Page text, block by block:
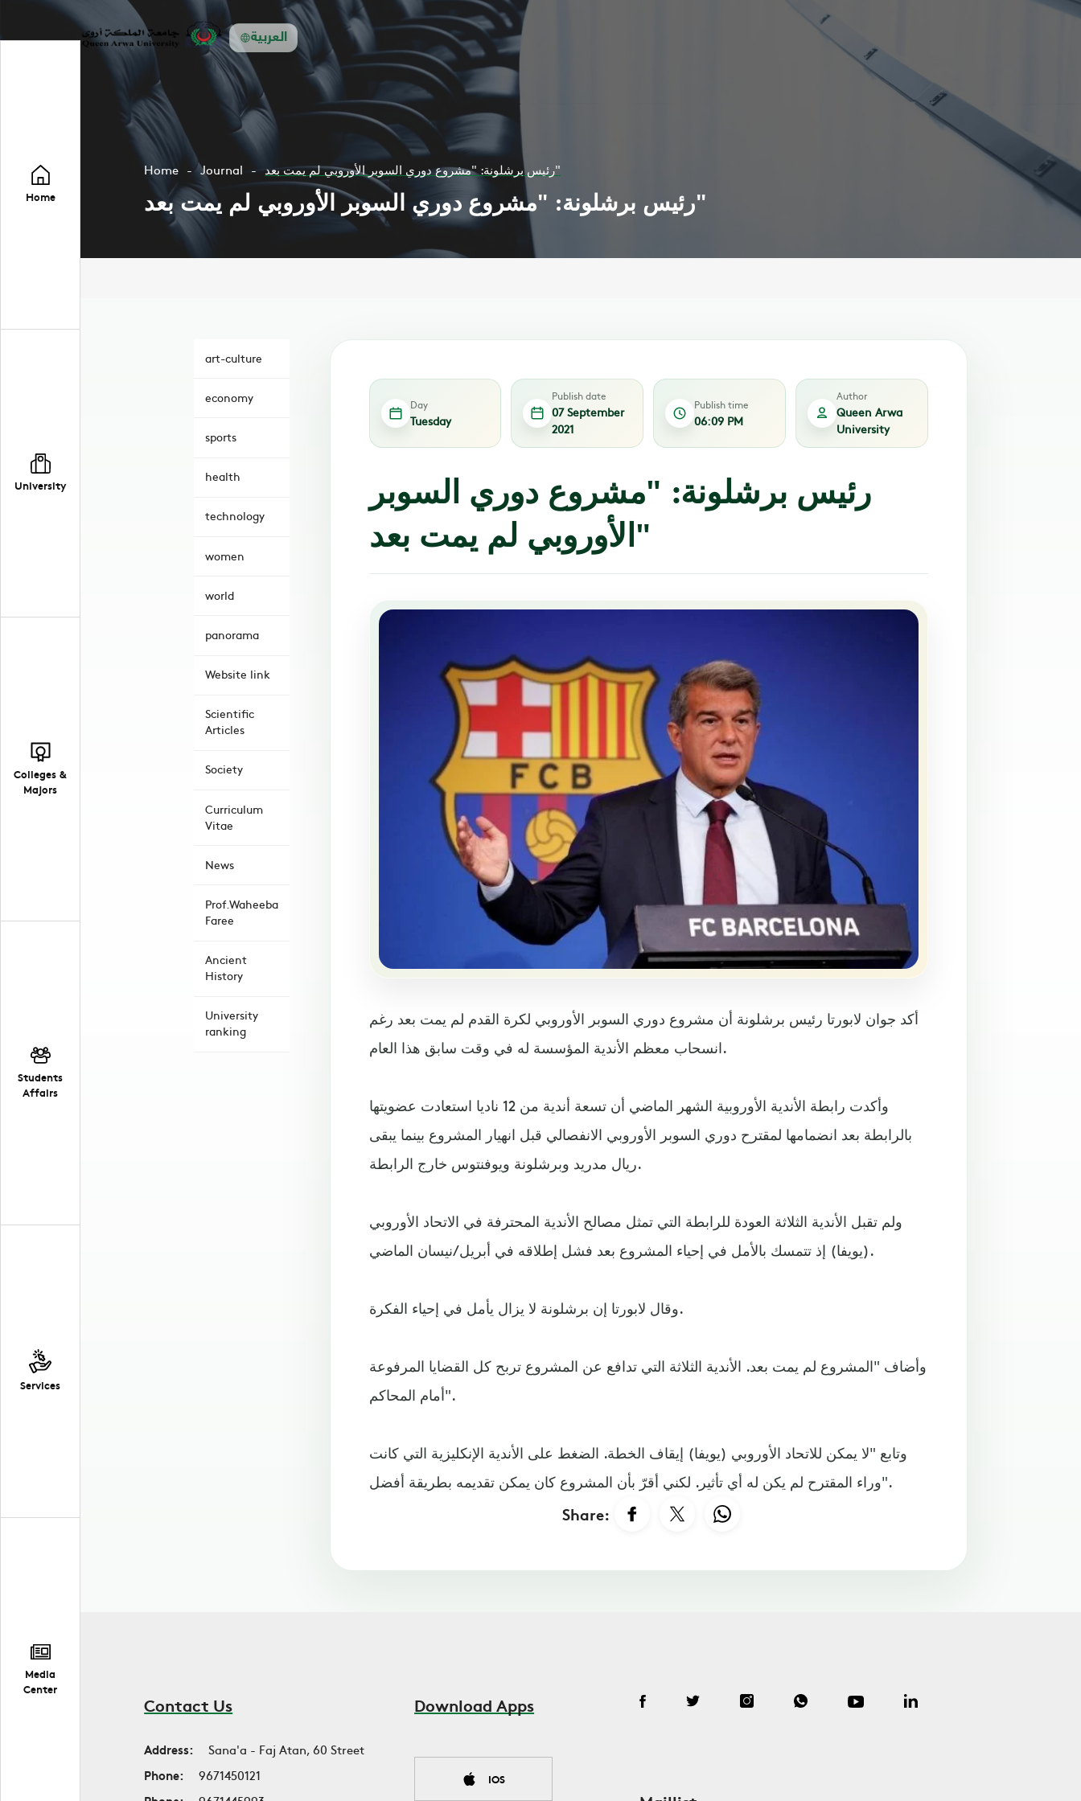
العربية
Home
University
Colleges &
Majors
Students
Affairs
Services
Media
Center
Home Journal رئيس برشلونة: "مشروع دوري السوبر الأوروبي لم يمت بعد"
رئيس برشلونة: "مشروع دوري السوبر الأوروبي لم يمت بعد"
art-culture
economy
sports
health
technology
women
world
panorama
Website link
Scientific
Articles
Society
Curriculum
Vitae
News
Prof.Waheeba
Faree
Ancient
History
University
ranking
Day
Tuesday
Publish date
07 September
2021
Publish time
06:09 PM
Author
Queen Arwa
University
رئيس برشلونة: "مشروع دوري السوبر
الأوروبي لم يمت بعد"
أكد جوان لابورتا رئيس برشلونة أن مشروع دوري السوبر الأوروبي لكرة القدم لم يمت بعد رغم
انسحاب معظم الأندية المؤسسة له في وقت سابق هذا العام.
وأكدت رابطة الأندية الأوروبية الشهر الماضي أن تسعة أندية من 12 ناديا استعادت عضويتها
بالرابطة بعد انضمامها لمقترح دوري السوبر الأوروبي الانفصالي قبل انهيار المشروع بينما يبقى
ريال مدريد وبرشلونة ويوفنتوس خارج الرابطة.
ولم تقبل الأندية الثلاثة العودة للرابطة التي تمثل مصالح الأندية المحترفة في الاتحاد الأوروبي
(يويفا) إذ تتمسك بالأمل في إحياء المشروع بعد فشل إطلاقه في أبريل/نيسان الماضي.
وقال لابورتا إن برشلونة لا يزال يأمل في إحياء الفكرة.
وأضاف "المشروع لم يمت بعد. الأندية الثلاثة التي تدافع عن المشروع تربح كل القضايا المرفوعة
أمام المحاكم".
وتابع "لا يمكن للاتحاد الأوروبي (يويفا) إيقاف الخطة. الضغط على الأندية الإنكليزية التي كانت
وراء المقترح لم يكن له أي تأثير. لكني أقرّ بأن المشروع كان يمكن تقديمه بطريقة أفضل".
Share:
Contact Us
Address:
Sana'a - Faj Atan, 60 Street
Phone:
9671450121
Download Apps
IOS